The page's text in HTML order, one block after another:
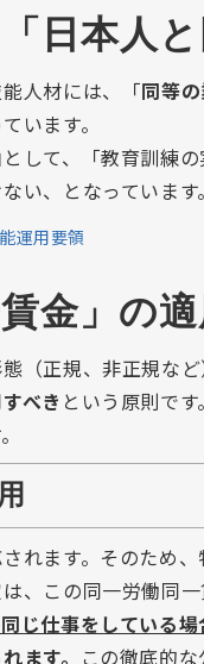
日本人
人材には、「同等
います。
して、「教育訓練
い、となっています。
運用要領
賃金」の
（正規、非正規など
べき という原則で
れます。そのため
、この同一労働同
じ仕事をしている
ます。 この徹底的